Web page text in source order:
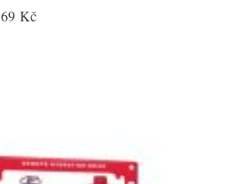
69 Kč